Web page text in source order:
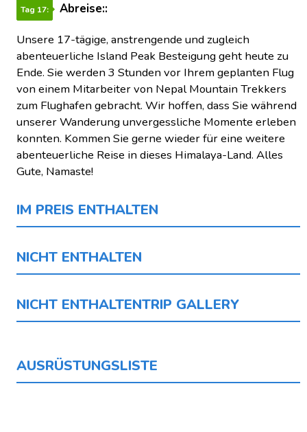
Tag 17:
Abreise::
Unsere 17-tägige, anstrengende und zugleich
abenteuerliche Island Peak Besteigung geht heute zu
Ende. Sie werden 3 Stunden vor Ihrem geplanten Flug
von einem Mitarbeiter von Nepal Mountain Trekkers
zum Flughafen gebracht. Wir hoffen, dass Sie während
unserer Wanderung unvergessliche Momente erleben
konnten. Kommen Sie gerne wieder für eine weitere
abenteuerliche Reise in dieses Himalaya-Land. Alles
Gute, Namaste!
IM PREIS ENTHALTEN
NICHT ENTHALTEN
NICHT ENTHALTENTRIP GALLERY
AUSRÜSTUNGSLISTE